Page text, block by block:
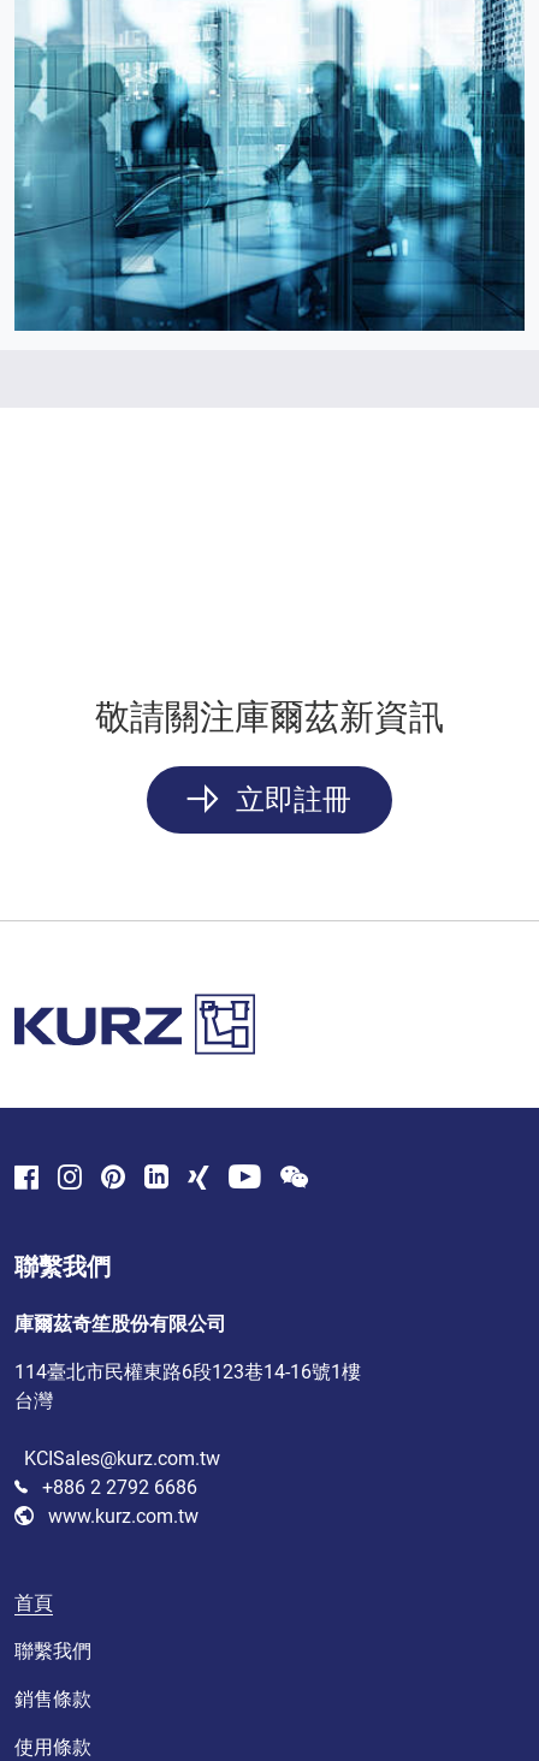
敬請關注庫爾茲新資訊
立即註冊
聯繫我們
庫爾茲奇笙股份有限公司
114臺北市民權東路6段123巷14-16號1樓
台灣
KCISales@kurz.com.tw
+886 2 2792 6686
www.kurz.com.tw
首頁
聯繫我們
銷售條款
使用條款